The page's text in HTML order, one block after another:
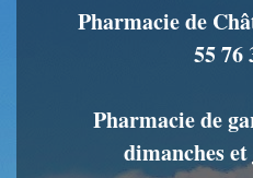
Pharmacie de
55 76
Pharmacie de
dimanches